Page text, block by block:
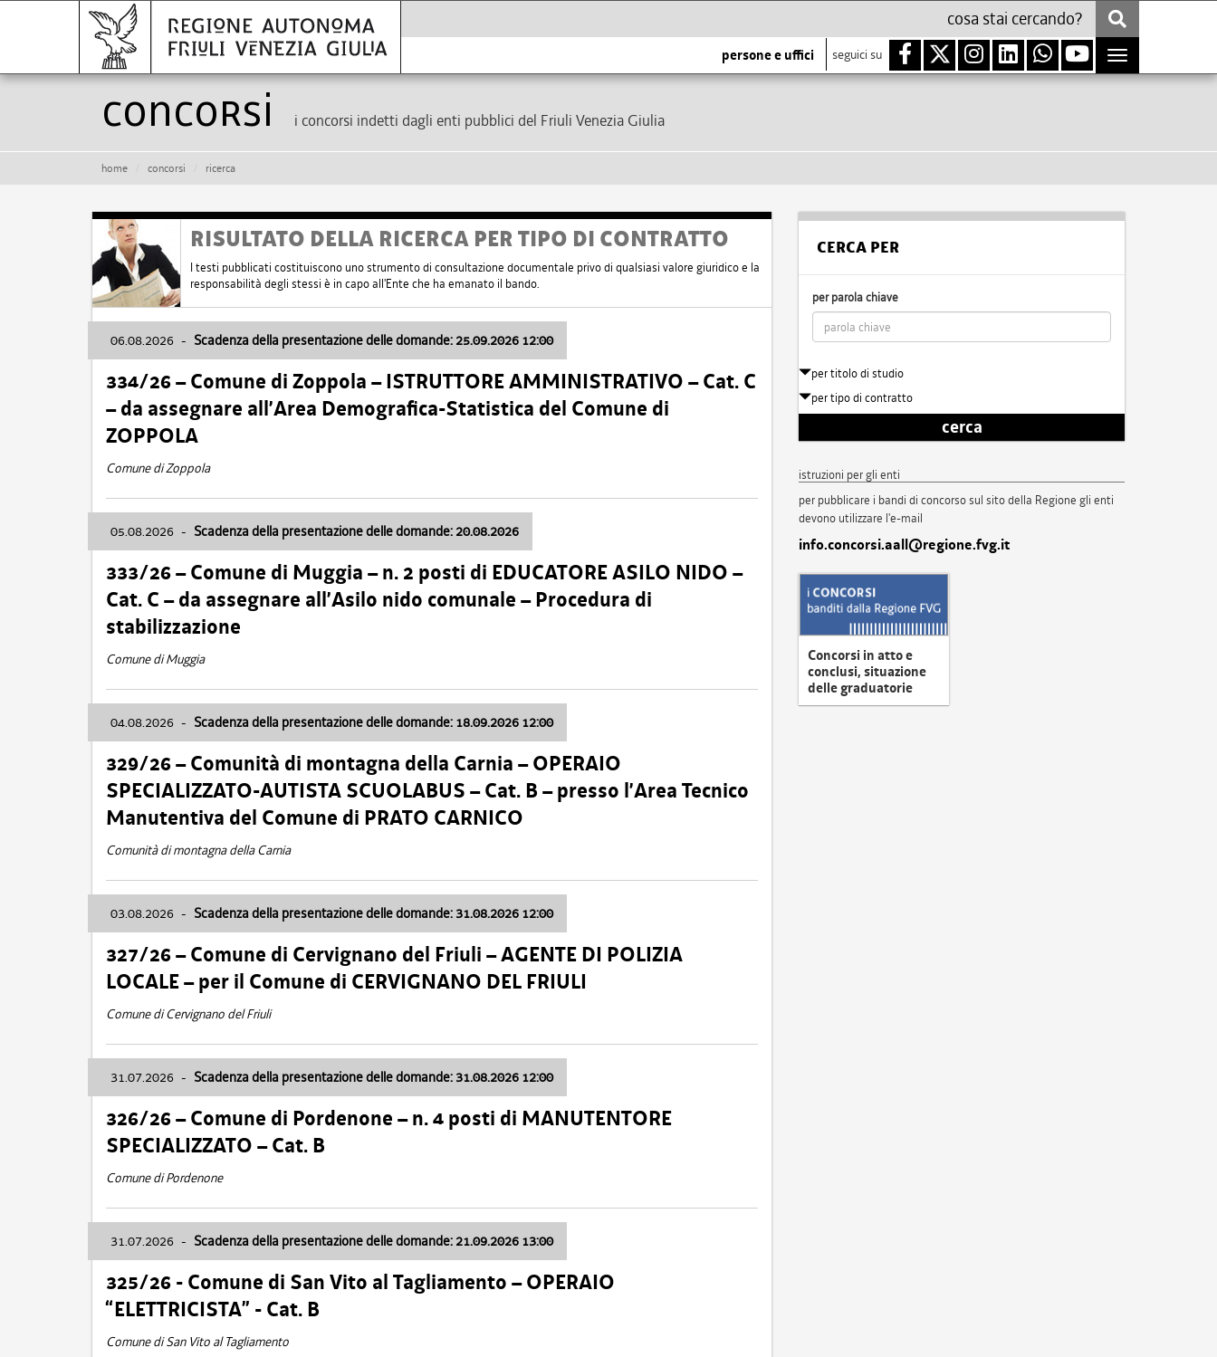
persone e uffici seguici su
Toggle
navigation
Concorsi i concorsi indetti dagli enti pubblici del Friuli Venezia Giulia
home concorsi ricerca
RISULTATO DELLA RICERCA PER TIPO DI CONTRATTO
I testi pubblicati costituiscono uno strumento di consultazione documentale privo di qualsiasi valore giuridico e la
responsabilità degli stessi è in capo all'Ente che ha emanato il bando.
06.08.2026 - Scadenza della presentazione delle domande: 25.09.2026 12:00
334/26 – Comune di Zoppola – ISTRUTTORE AMMINISTRATIVO – Cat. C
– da assegnare all’Area Demografica-Statistica del Comune di
ZOPPOLA
Comune di Zoppola
05.08.2026 - Scadenza della presentazione delle domande: 20.08.2026
333/26 – Comune di Muggia – n. 2 posti di EDUCATORE ASILO NIDO –
Cat. C – da assegnare all’Asilo nido comunale – Procedura di
stabilizzazione
Comune di Muggia
04.08.2026 - Scadenza della presentazione delle domande: 18.09.2026 12:00
329/26 – Comunità di montagna della Carnia – OPERAIO
SPECIALIZZATO-AUTISTA SCUOLABUS – Cat. B – presso l’Area Tecnico
Manutentiva del Comune di PRATO CARNICO
Comunità di montagna della Carnia
03.08.2026 - Scadenza della presentazione delle domande: 31.08.2026 12:00
327/26 – Comune di Cervignano del Friuli – AGENTE DI POLIZIA
LOCALE – per il Comune di CERVIGNANO DEL FRIULI
Comune di Cervignano del Friuli
31.07.2026 - Scadenza della presentazione delle domande: 31.08.2026 12:00
326/26 – Comune di Pordenone – n. 4 posti di MANUTENTORE
SPECIALIZZATO – Cat. B
Comune di Pordenone
31.07.2026 - Scadenza della presentazione delle domande: 21.09.2026 13:00
325/26 - Comune di San Vito al Tagliamento – OPERAIO
“ELETTRICISTA” - Cat. B
Comune di San Vito al Tagliamento
CERCA PER
per parola chiave
per titolo di studio
per tipo di contratto
cerca
istruzioni per gli enti
per pubblicare i bandi di concorso sul sito della Regione gli enti
devono utilizzare l'e-mail
info.concorsi.aall@regione.fvg.it
Concorsi in atto e
conclusi, situazione
delle graduatorie